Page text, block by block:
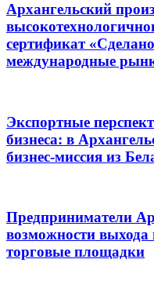
Архангельский
сертификат
международные
Экспортные
бизнеса: в
бизнес-миссия из
Предприниматели
возможности
торговые площадки